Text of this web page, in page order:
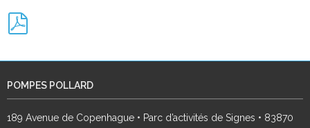
POMPES POLLARD
189 Avenue de Copenhague • Parc d’activités de Signes • 83870